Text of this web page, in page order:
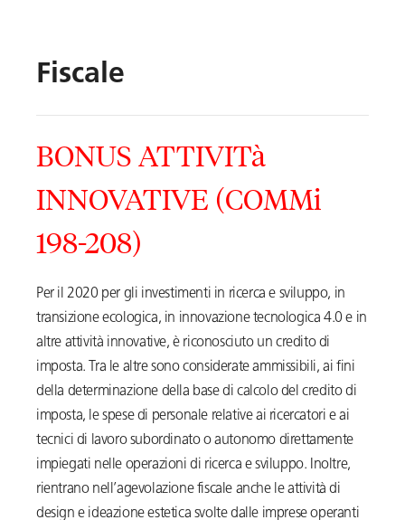
Fiscale
BONUS ATTIVITà
INNOVATIVE (COMMi
198-208)
Per il 2020 per gli investimenti in ricerca e sviluppo, in
transizione ecologica, in innovazione tecnologica 4.0 e in
altre attività innovative, è riconosciuto un credito di
imposta. Tra le altre sono considerate ammissibili, ai fini
della determinazione della base di calcolo del credito di
imposta, le spese di personale relative ai ricercatori e ai
tecnici di lavoro subordinato o autonomo direttamente
impiegati nelle operazioni di ricerca e sviluppo. Inoltre,
rientrano nell’agevolazione fiscale anche le attività di
design e ideazione estetica svolte dalle imprese operanti